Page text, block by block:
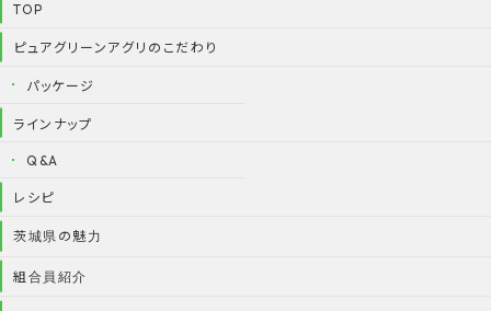
TOP
ピュアグリーンアグリのこだわり
パッケージ
ラインナップ
Q&A
レシピ
茨城県の魅力
組合員紹介